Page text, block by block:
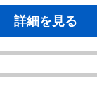
詳細を見る